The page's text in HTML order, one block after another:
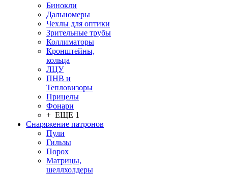
Бинокли
Дальномеры
Чехлы для оптики
Зрительные трубы
Коллиматоры
Кронштейны,
кольца
ЛЦУ
ПНВ и
Тепловизоры
Прицелы
Фонари
+ ЕЩЕ 1
Снаряжение патронов
Пули
Гильзы
Порох
Матрицы,
шеллхолдеры